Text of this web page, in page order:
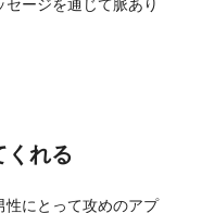
ージを通じて脈あり
くれる
性にとって攻めのアプ